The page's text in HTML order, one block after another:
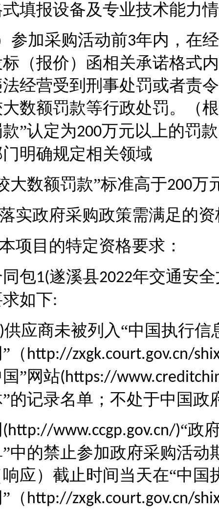
填报设备及专业技术能力
参加采购活动前3年内，在
（报价）函相关承诺格式
经营受到刑事处罚或者责
数额罚款等行政处罚。（
”认定为200万元以上的罚
明确规定相关领域
大数额罚款”标准高于200万
实政府采购政策需满足的
项目的特定资格要求：
包1(遂溪县2022年交通安
如下:
供应商未被列入“中国执行信
（ http://zxgk.court.gov.cn/
”网站(https://
的记录名单；不处于中国政
(http://www.ccgp.gov.cn/)“政
中的禁止参加政府采购活
应）截止时间当天在“中国
（ http://zxgk.court.gov.cn/